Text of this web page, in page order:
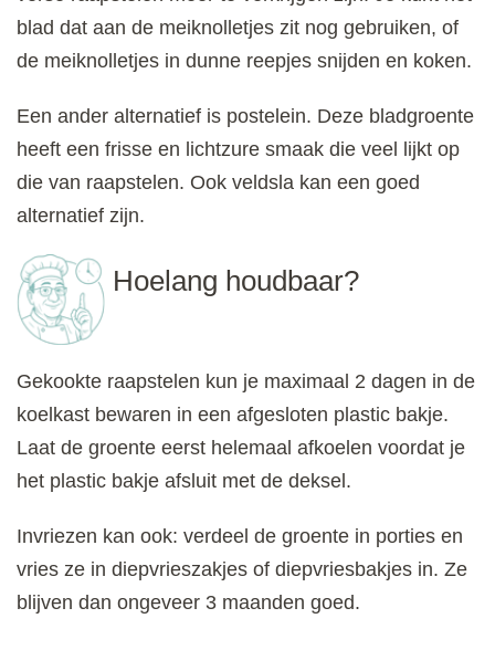
blad dat aan de meiknolletjes zit nog gebruiken, of
de meiknolletjes in dunne reepjes snijden en koken.
Een ander alternatief is postelein. Deze bladgroente
heeft een frisse en lichtzure smaak die veel lijkt op
die van raapstelen. Ook veldsla kan een goed
alternatief zijn.
Hoelang houdbaar?
Gekookte raapstelen kun je maximaal 2 dagen in de
koelkast bewaren in een afgesloten plastic bakje.
Laat de groente eerst helemaal afkoelen voordat je
het plastic bakje afsluit met de deksel.
Invriezen kan ook: verdeel de groente in porties en
vries ze in diepvrieszakjes of diepvriesbakjes in. Ze
blijven dan ongeveer 3 maanden goed.